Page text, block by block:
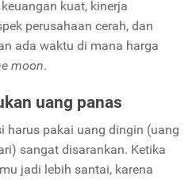
kuat, kinerja
perusahaan cerah, dan
ada waktu di mana harga
moon.
uang panas
harus pakai uang dingin (uang
sangat disarankan. Ketika
jadi lebih santai, karena